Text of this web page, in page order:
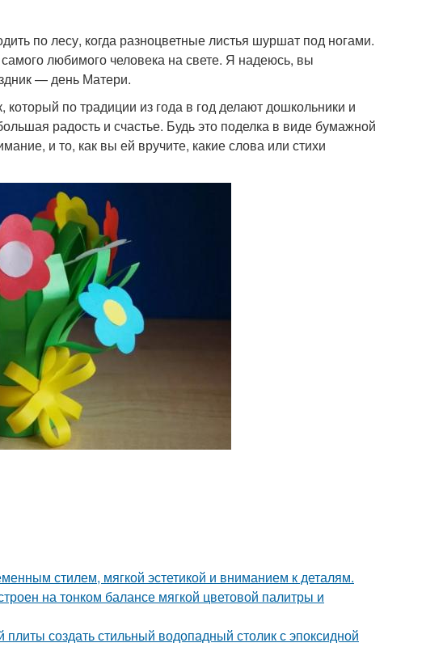
по лесу, когда разноцветные листья шуршат под ногами.
любимого человека на свете. Я надеюсь, вы
— день Матери.
по традиции из года в год делают дошкольники и
радость и счастье. Будь это поделка в виде бумажной
и то, как вы ей вручите, какие слова или стихи
стилем, мягкой эстетикой и вниманием к деталям.
на тонком балансе мягкой цветовой палитры и
создать стильный водопадный столик с эпоксидной